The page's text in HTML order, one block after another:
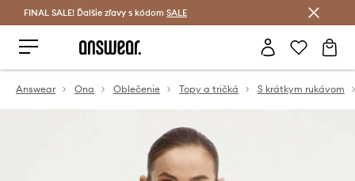
Šetrite s Answear Club >
FINAL SALE! Ďalšie zľavy s kódom SALE
Answear Ona Oblečenie Topy a tričká S krátkym rukávom